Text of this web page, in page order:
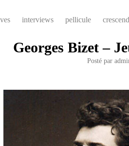
interviews pellicule
Georges Bizet –
Posté par